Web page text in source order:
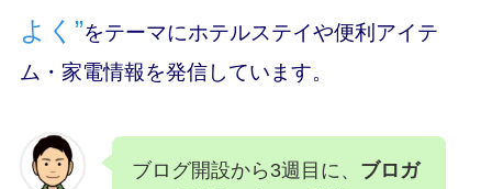
よく”をテーマにホテルステイや便利アイテ
ム・家電情報を発信しています。
ブログ開設から3週目に、 ブロガ